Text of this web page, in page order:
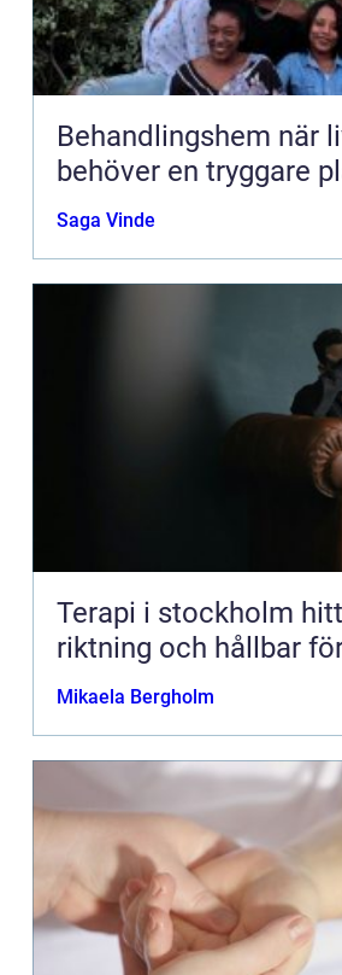
Behandlingshem när livet
behöver en tryggare
Saga Vinde
Terapi i stockholm hitta lugn,
riktning och hållbar
Mikaela Bergholm